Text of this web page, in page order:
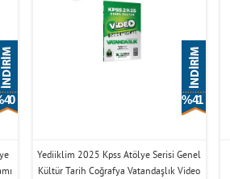
40 % 41
Yediiklim 2025 Kpss Atölye Serisi Genel
Kültür Tarih Coğrafya Vatandaşlık Video